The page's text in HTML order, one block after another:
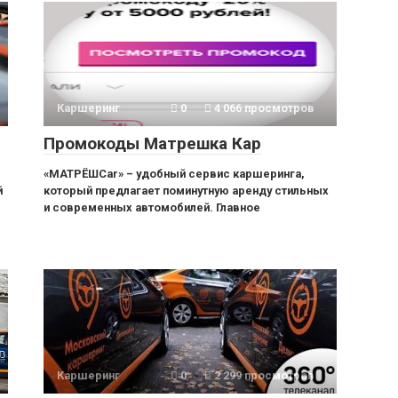
Каршеринг 0 4 066 просмотров
Промокоды Матрешка Кар
«МАТРЁШCar» – удобный сервис каршеринга,
который предлагает поминутную аренду стильных
и современных автомобилей. Главное
Каршеринг 0 2 299 просмотров